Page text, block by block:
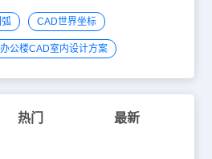
CAD世界坐标
办公楼CAD室内设计方案
热门 最新